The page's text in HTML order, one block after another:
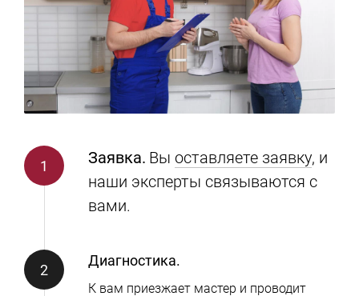
Заявка. Вы оставляете заявку, и
наши эксперты связываются с
вами.
Диагностика.
К вам приезжает мастер и проводит